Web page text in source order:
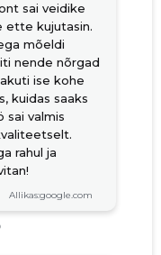
remonttöö
või vahetus
või
sai veidike
ette kujutasin.
mõeldi
nende nõrgad
ise kohe
kuidas saaks
sai valmis
rahul ja
Allikas:google.com